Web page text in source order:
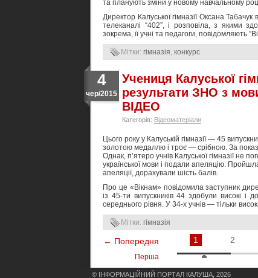
та планують зміни у новому навчальному
Директор Калуської гімназії Оксана
телеканалі “402”, і розповіла, з якими
зокрема, її учні та педагоги, повідомляють
Мітки: гімназія, конкурс
4
чер/2015
Учениця Калуської
результати ЗНО з
ВІДЕО
Категорія: Відеоматеріали
Цього року у Калуській гімназії — 45
золотою медаллю і троє — срібною. За
Однак, п’ятеро учнів Калуської гімназії не
української мови і подали апеляцію.
апеляції, дорахували шість балів.
Про це «Вікнам» повідомила заступник
із 45-ти випускників 44 здобули високі і
середнього рівня. У 34-х учнів — тільки
Мітки: гімназія
← Попередня 1 2
Перша
© ІНФОРМАЦІЙНИЙ ПОРТАЛ КАЛУША, 2026